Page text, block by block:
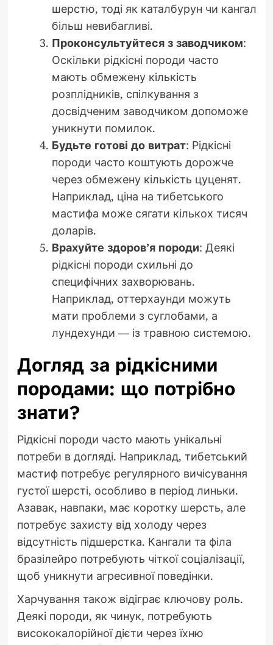
шерстю, тоді як каталбурун чи кангал
більш невибагливі.
Проконсультуйтеся з заводчиком:
Оскільки рідкісні породи часто
мають обмежену кількість
розплідників, спілкування з
досвідченим заводчиком допоможе
уникнути помилок.
Будьте готові до витрат: Рідкісні
породи часто коштують дорожче
через обмежену кількість цуценят.
Наприклад, ціна на тибетського
мастифа може сягати кількох тисяч
доларів.
Врахуйте здоров’я породи: Деякі
рідкісні породи схильні до
специфічних захворювань.
Наприклад, оттерхаунди можуть
мати проблеми з суглобами, а
лундехунди — із травною системою.
Догляд за рідкісними
породами: що потрібно
знати?
Рідкісні породи часто мають унікальні
потреби в догляді. Наприклад, тибетський
мастиф потребує регулярного вичісування
густої шерсті, особливо в період линьки.
Азавак, навпаки, має коротку шерсть, але
потребує захисту від холоду через
відсутність підшерстка. Кангали та філа
бразілейро потребують чіткої соціалізації,
щоб уникнути агресивної поведінки.
Харчування також відіграє ключову роль.
Деякі породи, як чинук, потребують
висококалорійної дієти через їхню